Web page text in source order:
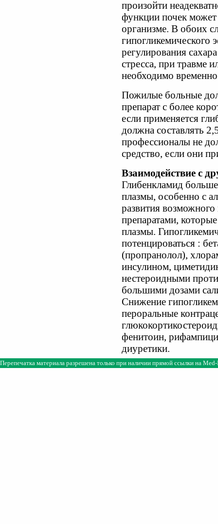
произойти
функции почек может
организме. В обоих
регулирования
стресса, при травме
необходимо
Пожилые больные
препарат с более
если применяется
должна составлять
профессионалы не
средство, если они
Взаимодействие с
Глибенкламид
плазмы, особенно с
развития
препаратами,
плазмы.
потенцироваться :
(пропранолол),
инсулином,
нестероидными
большими дозами
Снижение
пероральные
фенитоин,
диуретики.
Перепечатка материала разрешена только при наличии прямой ссылки на